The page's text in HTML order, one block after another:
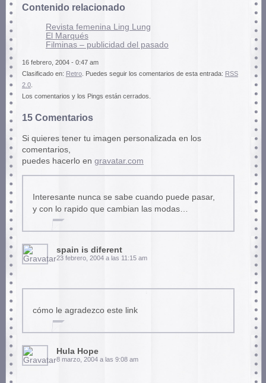
Contenido relacionado
Revista femenina Ling Lung
El Marqués
Filminas – publicidad del pasado
16 febrero, 2004 - 0:47 am
Clasificado en: Retro. Puedes seguir los comentarios de esta entrada: RSS
2.0.
Los comentarios y los Pings están cerrados.
15 Comentarios
Si quieres tener tu imagen personalizada en los
comentarios,
puedes hacerlo en gravatar.com
Interesante nunca se sabe cuando puede pasar,
y con lo rapido que cambian las modas…
spain is diferent
23 febrero, 2004 a las 11:15 am
cómo le agradezco este link
Hula Hope
8 marzo, 2004 a las 9:08 am